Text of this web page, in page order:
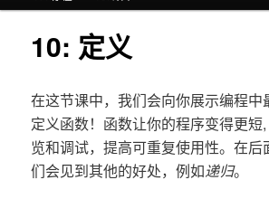
域
域
10: 定义
在这节课中，我们会向你展示编程中
定义函数！函数让你的程序变得更短
览和调试，提高可重复使用性。在后
们会见到其他的好处，例如递归。